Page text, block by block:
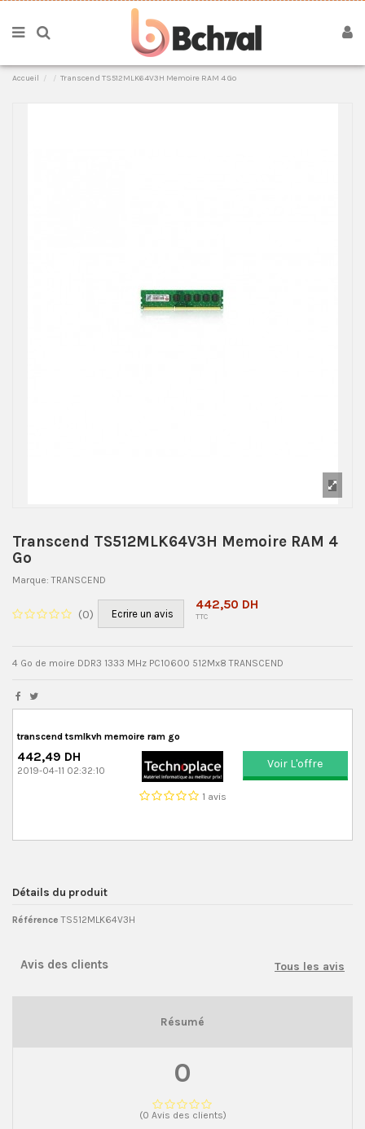
Accueil Transcend TS512MLK64V3H Memoire RAM 4 Go
Transcend TS512MLK64V3H Memoire RAM 4
Go
Marque: TRANSCEND
(0) Ecrire un avis
442,50 DH
TTC
4 Go de moire DDR3 1333 MHz PC10600 512Mx8 TRANSCEND
transcend tsmlkvh memoire ram go
442,49 DH
2019-04-11 02:32:10
1 avis
Voir L'offre
Détails du produit
Référence TS512MLK64V3H
Avis des clients Tous les avis
Résumé
0
(0 Avis des clients)